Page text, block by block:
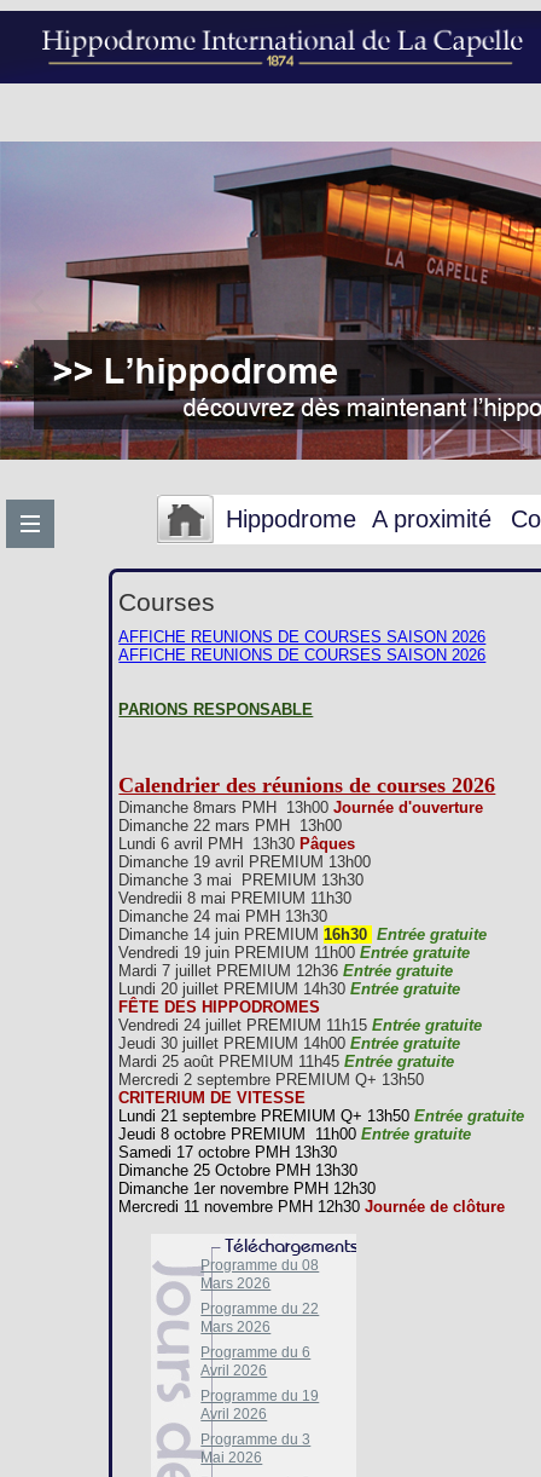
Hippodrome A proximité
Courses
AFFICHE REUNIONS DE COURSES SAISON 2026
AFFICHE REUNIONS DE COURSES SAISON 2026
PARIONS RESPONSABLE
Calendrier des réunions de courses 2026
Dimanche 8mars PMH 13h00Journée d'ouverture
Dimanche 22 mars PMH 13h00
Lundi 6 avril PMH 13h30 Pâques
Dimanche 19 avril PREMIUM 13h00
Dimanche 3 mai PREMIUM 13h30
Vendredii 8 mai PREMIUM 11h30
Dimanche 24 mai PMH 13h30
Dimanche 14 juin PREMIUM16h30 Entrée gratuite
Vendredi 19 juin PREMIUM 11h00Entrée gratuite
Mardi 7 juillet PREMIUM 12h36Entrée gratuite
Lundi 20 juillet PREMIUM 14h30Entrée gratuite
FÊTE DES HIPPODROMES
Vendredi 24 juillet PREMIUM 11h15Entrée gratuite
Jeudi 30 juillet PREMIUM 14h00 Entrée gratuite
Mardi 25 août PREMIUM 11h45Entrée gratuite
Mercredi 2 septembre PREMIUM Q+ 13h50
CRITERIUM DE VITESSE
Lundi 21 septembre PREMIUM Q+ 13h50Entrée gratuite
Jeudi 8 octobre PREMIUM 11h00Entrée gratuite
Samedi 17 octobre PMH 13h30
Dimanche 25 Octobre PMH 13h30
Dimanche 1er novembre PMH 12h30
Mercredi 11 novembre PMH 12h30Journée de clôture
Programme du 08
Mars 2026
Programme du 22
Mars 2026
Programme du 6
Avril 2026
Programme du 19
Avril 2026
Programme du 3
Mai 2026